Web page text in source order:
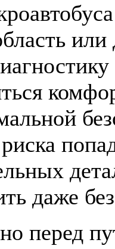
даже
перед